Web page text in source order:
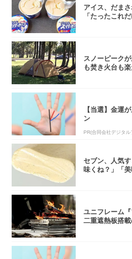
アイス、だま
「たったこれ
スノーピーク
も焚き火台も
【当選】金運
ン
PR(合同会社デジタル
セブン、人気
味くね？」「
ユニフレーム
二重遮熱板搭